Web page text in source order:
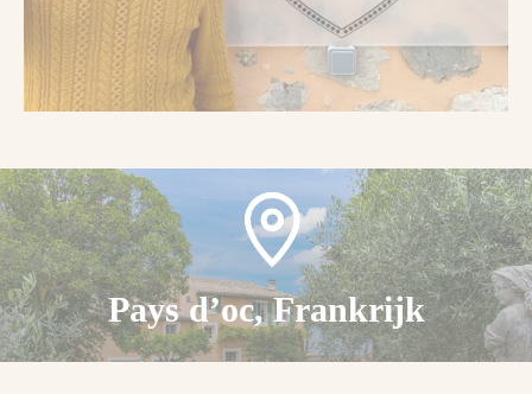
Pays d’oc, Frankrijk